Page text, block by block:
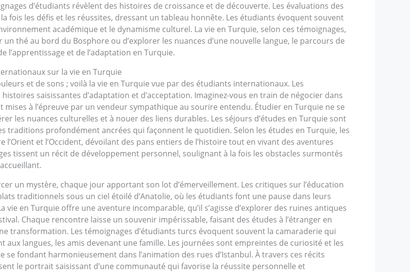
d’étudiants révèlent des histoires de croissance et de découverte. Les évaluations des
fois les défis et les réussites, dressant un tableau honnête. Les étudiants évoquent souvent
académique et le dynamisme culturel. La vie en Turquie, selon ces témoignages,
un thé au bord du Bosphore ou d’explorer les nuances d’une nouvelle langue, le parcours de
et de l’adaptation en Turquie.
sur la vie en Turquie
et de sons ; voilà la vie en Turquie vue par des étudiants internationaux. Les
saisissantes d’adaptation et d’acceptation. Imaginez-vous en train de négocier dans
à l’épreuve par un vendeur sympathique au sourire entendu. Étudier en Turquie ne se
les nuances culturelles et à nouer des liens durables. Les séjours d’études en Turquie sont
traditions profondément ancrées qui façonnent le quotidien. Selon les études en Turquie, les
et l’Occident, dévoilant des pans entiers de l’histoire tout en vivant des aventures
tissent un récit de développement personnel, soulignant à la fois les obstacles surmontés
un mystère, chaque jour apportant son lot d’émerveillement. Les critiques sur l’éducation
traditionnels sous un ciel étoilé d’Anatolie, où les étudiants font une pause dans leurs
vie en Turquie offre une aventure incomparable, qu’il s’agisse d’explorer des ruines antiques
Chaque rencontre laisse un souvenir impérissable, faisant des études à l’étranger en
transformation. Les témoignages d’étudiants turcs évoquent souvent la camaraderie qui
aux langues, les amis devenant une famille. Les journées sont empreintes de curiosité et les
se fondant harmonieusement dans l’animation des rues d’Istanbul. À travers ces récits
le portrait saisissant d’une communauté qui favorise la réussite personnelle et